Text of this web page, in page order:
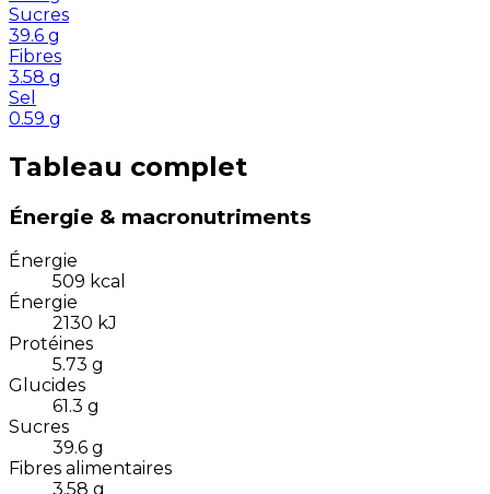
Sucres
39.6 g
Fibres
3.58 g
Sel
0.59 g
Tableau complet
Énergie & macronutriments
Énergie
509 kcal
Énergie
2130 kJ
Protéines
5.73 g
Glucides
61.3 g
Sucres
39.6 g
Fibres alimentaires
3.58 g